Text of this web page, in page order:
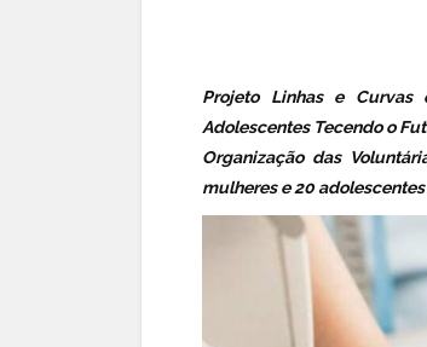
Projeto Linhas e Curvas
Adolescentes Tecendo o
Organização das
mulheres e 20